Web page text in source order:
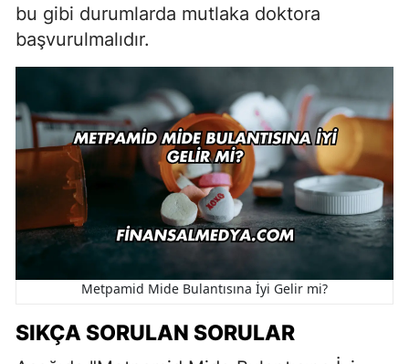
bu gibi durumlarda mutlaka doktora
başvurulmalıdır.
Metpamid Mide Bulantısına İyi Gelir mi?
SIKÇA SORULAN SORULAR